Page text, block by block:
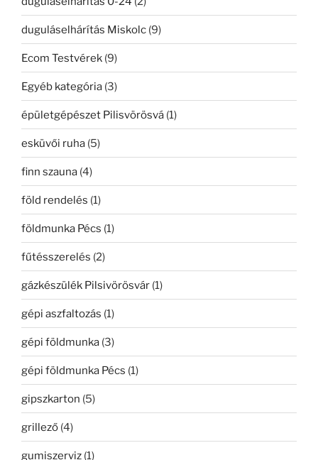
duguláselhárítás Miskolc (9)
Ecom Testvérek (9)
Egyéb kategória (3)
épületgépészet Pilisvörösvá (1)
esküvői ruha (5)
finn szauna (4)
föld rendelés (1)
földmunka Pécs (1)
fűtésszerelés (2)
gázkészülék Pilsivörösvár (1)
gépi aszfaltozás (1)
gépi földmunka (3)
gépi földmunka Pécs (1)
gipszkarton (5)
grillező (4)
gumiszerviz (1)